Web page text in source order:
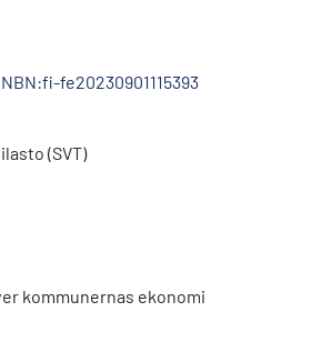
fe20230901115393
(SVT)
kommunernas ekonomi